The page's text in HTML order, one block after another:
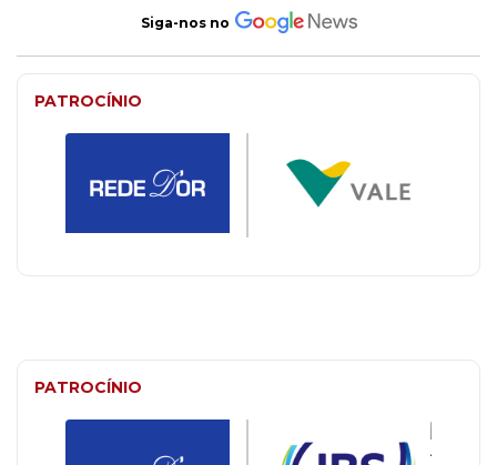
Siga-nos no
PATROCÍNIO
PATROCÍNIO